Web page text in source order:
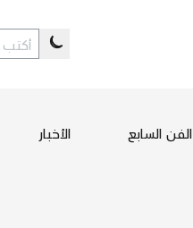
الفن السابع الأخبار